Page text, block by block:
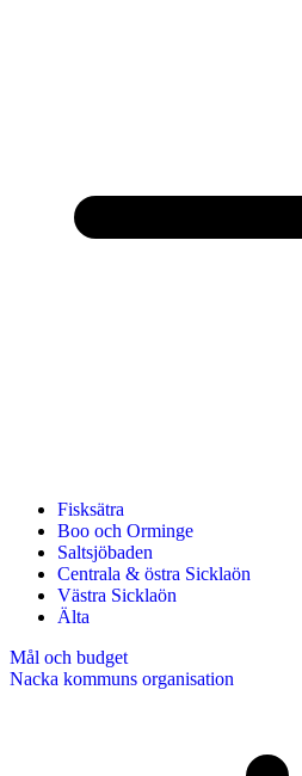
Fisksätra
Boo och Orminge
Saltsjöbaden
Centrala & östra Sicklaön
Västra Sicklaön
Älta
Mål och budget
Nacka kommuns organisation